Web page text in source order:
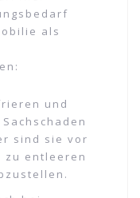
als
und
sind sie vor
zu entleeren